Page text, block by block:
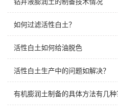
如何过滤活性白土？
活性白土如何给油脱色
活性白土生产中的问题如解决？
有机膨润土制备的具体方法有几种